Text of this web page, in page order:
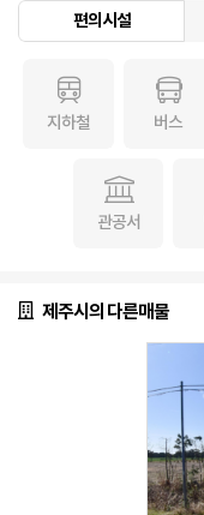
편의시설
지하철 버스
관공서
제주시의 다른매물